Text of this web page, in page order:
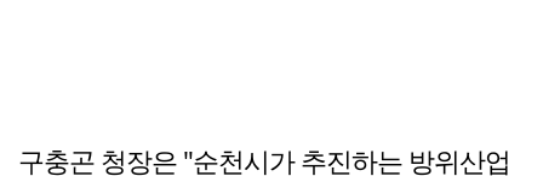
구충곤 청장은 "순천시가 추진하는 방위산업